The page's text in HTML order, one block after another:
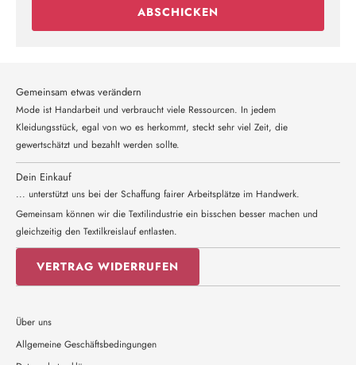
ABSCHICKEN
Gemeinsam etwas verändern
Mode ist Handarbeit und verbraucht viele Ressourcen. In jedem
Kleidungsstück, egal von wo es herkommt, steckt sehr viel Zeit, die
gewertschätzt und bezahlt werden sollte.
Dein Einkauf
... unterstützt uns bei der Schaffung fairer Arbeitsplätze im Handwerk.
Gemeinsam können wir die Textilindustrie ein bisschen besser machen und
gleichzeitig den Textilkreislauf entlasten.
VERTRAG WIDERRUFEN
Über uns
Allgemeine Geschäftsbedingungen